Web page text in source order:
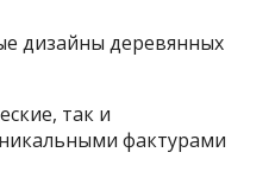
дизайны деревянных
так и
фактурами